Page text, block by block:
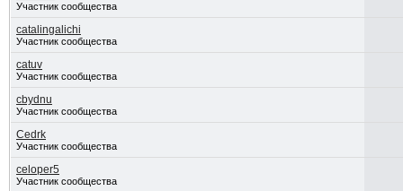
Участник сообщества
catalingalichi
Участник сообщества
catuv
Участник сообщества
cbydnu
Участник сообщества
Cedrk
Участник сообщества
celoper5
Участник сообщества